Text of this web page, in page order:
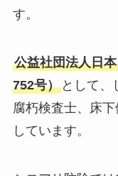
す。
公益社団法人日
752号）として、
腐朽検査士、床
しています。